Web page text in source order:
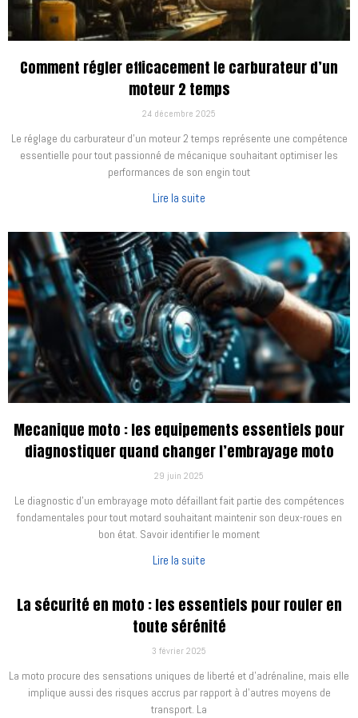
Comment régler efficacement le carburateur d’un
moteur 2 temps
24 décembre 2025
Le réglage du carburateur d’un moteur 2 temps représente une compétence
essentielle pour tout passionné de mécanique souhaitant optimiser les
performances de son engin tout
Lire la suite
Mecanique moto : les equipements essentiels pour
diagnostiquer quand changer l’embrayage moto
29 juin 2025
Le diagnostic d'un embrayage moto défaillant fait partie des compétences
fondamentales pour tout motard souhaitant maintenir son deux-roues en
bon état. Savoir identifier le moment
Lire la suite
La sécurité en moto : les essentiels pour rouler en
toute sérénité
3 février 2025
La moto procure des sensations uniques de liberté et d’adrénaline, mais elle
implique aussi des risques accrus par rapport à d’autres moyens de
transport. La